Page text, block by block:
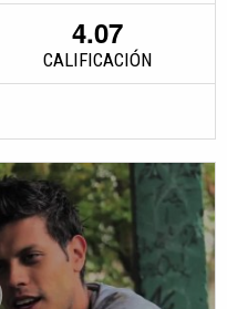
4.07
CALIFICACIÓN